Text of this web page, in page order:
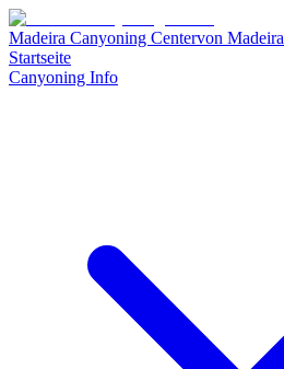
Madeira Canyoning Centervon
Startseite
Canyoning Info